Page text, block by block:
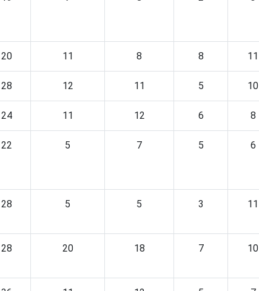
20 11 8 8 11
28 12 11 5 10
24 11 12 6 8
22 5 7 5 6
28 5 5 3 11
28 20 18 7 10